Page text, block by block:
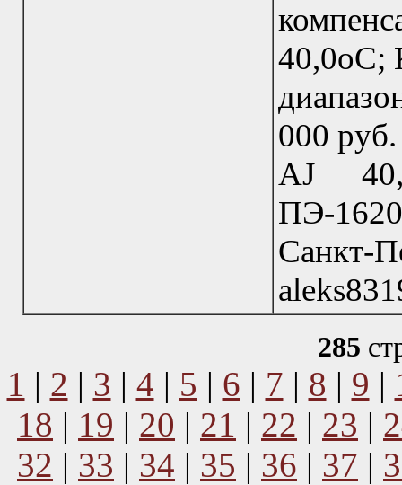
40,0оC;
000
AJ
ПЭ-
Санкт-
285
1 | 2 | 3 | 4 | 5 | 6 | 7 | 8 | 9 |
18 | 19 | 20 | 21 | 22 | 23 |
32 | 33 | 34 | 35 | 36 | 37 |